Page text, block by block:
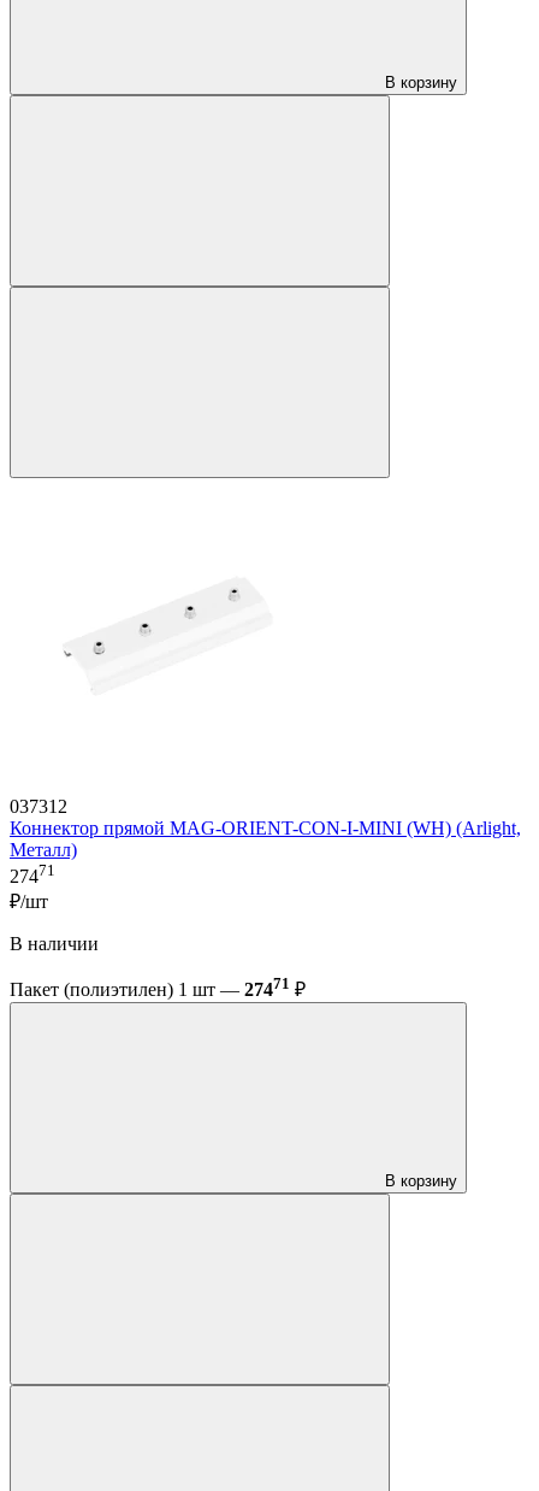
В корзину
037312
Коннектор прямой MAG-ORIENT-CON-I-MINI (WH) (Arlight,
Металл)
27471
₽/шт
В наличии
Пакет (полиэтилен) 1 шт — 27471 ₽
В корзину